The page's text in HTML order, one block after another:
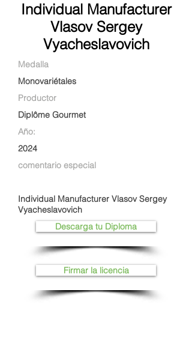
Individual Manufacturer
Vlasov Sergey
Vyacheslavovich
Medalla
Monovariétales
Productor
Diplôme Gourmet
Año:
2024
comentario especial
Individual Manufacturer Vlasov Sergey
Vyacheslavovich
Descarga tu Diploma
Firmar la licencia